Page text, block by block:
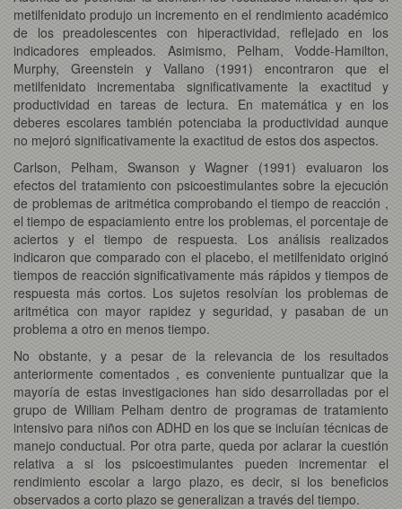
metilfenidato produjo un incremento en el rendimiento académico
de los preadolescentes con hiperactividad, reflejado en los
indicadores empleados. Asimismo, Pelham, Vodde-Hamilton,
Murphy, Greenstein y Vallano (1991) encontraron que el
metilfenidato incrementaba significativamente la exactitud y
productividad en tareas de lectura. En matemática y en los
deberes escolares también potenciaba la productividad aunque
no mejoró significativamente la exactitud de estos dos aspectos.
Carlson, Pelham, Swanson y Wagner (1991) evaluaron los
efectos del tratamiento con psicoestimulantes sobre la ejecución
de problemas de aritmética comprobando el tiempo de reacción ,
el tiempo de espaciamiento entre los problemas, el porcentaje de
aciertos y el tiempo de respuesta. Los análisis realizados
indicaron que comparado con el placebo, el metilfenidato originó
tiempos de reacción significativamente más rápidos y tiempos de
respuesta más cortos. Los sujetos resolvían los problemas de
aritmética con mayor rapidez y seguridad, y pasaban de un
problema a otro en menos tiempo.
No obstante, y a pesar de la relevancia de los resultados
anteriormente comentados , es conveniente puntualizar que la
mayoría de estas investigaciones han sido desarrolladas por el
grupo de William Pelham dentro de programas de tratamiento
intensivo para niños con ADHD en los que se incluían técnicas de
manejo conductual. Por otra parte, queda por aclarar la cuestión
relativa a si los psicoestimulantes pueden incrementar el
rendimiento escolar a largo plazo, es decir, si los beneficios
observados a corto plazo se generalizan a través del tiempo.